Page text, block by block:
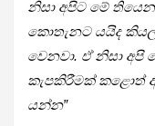
නිසා අපිට මේ
කොතැනට යයිද
වෙනවා. ඒ නිසා අපි
කැපකිරීමක් කළොත්
යන්න”